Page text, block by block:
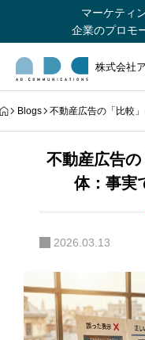
マーケティ
企業のプロモ
株式会社
Blogs 不動産広告の「比較
不動産広告
体：事実
2026.03.13